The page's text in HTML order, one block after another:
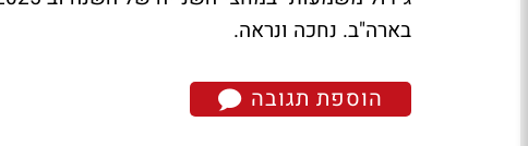
בארה"ב. נחכה ונראה.
הוספת תגובה